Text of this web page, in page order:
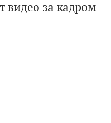
видео за кадром